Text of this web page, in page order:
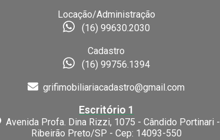
Locação/Administração
(16) 99630.2030
Cadastro
(16) 99756.1394
grifimobiliariacadastro@gmail.com
Escritório 1
Avenida Profa. Dina Rizzi, 1075 - Cândido Portinari -
Ribeirão Preto/SP - Cep: 14093-550